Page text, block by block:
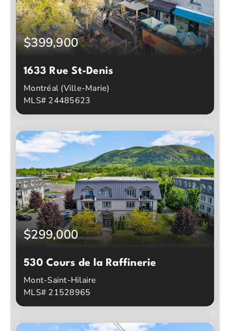
$399,900
1633 Rue St-Denis
Montréal (Ville-Marie)
MLS# 24485623
Chambres à coucher
Salles de bain
$299,000
530 Cours de la Raffinerie
Mont-Saint-Hilaire
MLS# 21528965
Chambres à coucher
Salles de bain